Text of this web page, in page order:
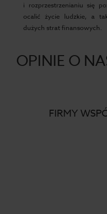
i rozprzestrzenianiu się
ocalić życie ludzkie, a
dużych strat finansowych.
OPINIE O
FIRMY